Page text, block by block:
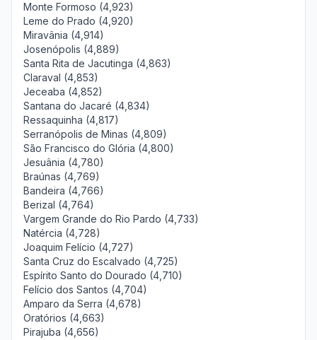
Monte Formoso (4,923)
Leme do Prado (4,920)
Miravânia (4,914)
Josenópolis (4,889)
Santa Rita de Jacutinga (4,863)
Claraval (4,853)
Jeceaba (4,852)
Santana do Jacaré (4,834)
Ressaquinha (4,817)
Serranópolis de Minas (4,809)
São Francisco do Glória (4,800)
Jesuânia (4,780)
Braúnas (4,769)
Bandeira (4,766)
Berizal (4,764)
Vargem Grande do Rio Pardo (4,733)
Natércia (4,728)
Joaquim Felício (4,727)
Santa Cruz do Escalvado (4,725)
Espírito Santo do Dourado (4,710)
Felício dos Santos (4,704)
Amparo da Serra (4,678)
Oratórios (4,663)
Pirajuba (4,656)